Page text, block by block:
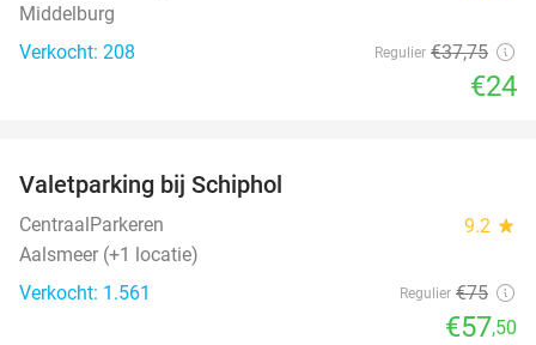
Middelburg
Verkocht: 208
Regulier €37,75
€24
Valetparking bij Schiphol
CentraalParkeren 9.2 star
Aalsmeer (+1 locatie)
Verkocht: 1.561
Regulier €75
€57,50